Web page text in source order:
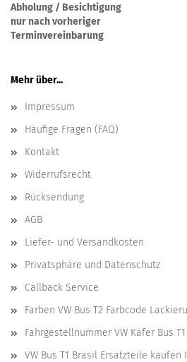
Abholung / Besichtigung
nur nach vorheriger
Terminvereinbarung
Mehr über...
Impressum
Häufige Fragen (FAQ)
Kontakt
Widerrufsrecht
Rücksendung
AGB
Liefer- und Versandkosten
Privatsphäre und Datenschutz
Callback Service
Farben VW Bus T2 Farbcode
Fahrgestellnummer VW Käfer Bus T1
VW Bus T1 Brasil Ersatzteile